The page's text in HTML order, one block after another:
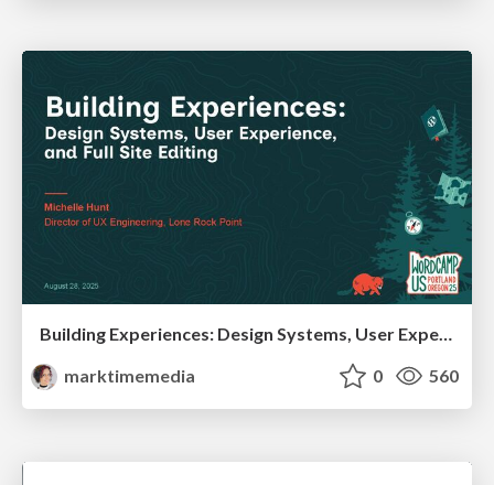
Building Experiences: Design Systems, User Experience, and Full Site Editing
marktimemedia
0 560